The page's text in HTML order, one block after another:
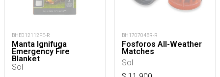
BHE012112FE-R
Manta Ignifuga
Emergency Fire
Blanket
Sol
BH170704BR-R
Fosforos All-Weather
Matches
Sol